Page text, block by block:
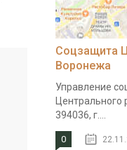
Соцзащита
Воронежа
Управление
Центрального
394036, г....
0